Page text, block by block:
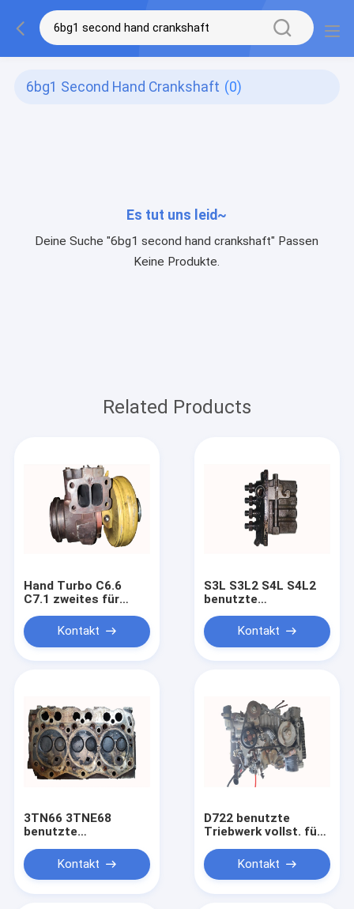
6bg1 Second Hand Crankshaft (0)
Es tut uns leid~
Deine Suche "6bg1 second hand crankshaft" Passen
Keine Produkte.
Related Products
Hand Turbo C6.6
C7.1 zweites für
Bagger E320D2
2674A256
10709880002
Kontakt
S3L S3L2 S4L S4L2
benutzte
Kraftstoffeinspritzdüse
für Diesel des
Bagger-E308
Kontakt
3TN66 3TNE68
benutzte
Bagger PC25 PC30
119265 - 11700
Kontakt
D722 benutzte
Triebwerk vollst. für
Bagger-E17 E20 E27Z
Kontakt